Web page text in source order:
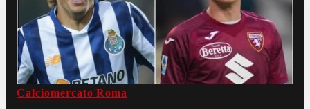
Calciomercato Roma